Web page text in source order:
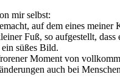
mir selbst:
auf dem eines meiner
Fuß, so aufgestellt, dass
süßes Bild.
Moment von
auch bei